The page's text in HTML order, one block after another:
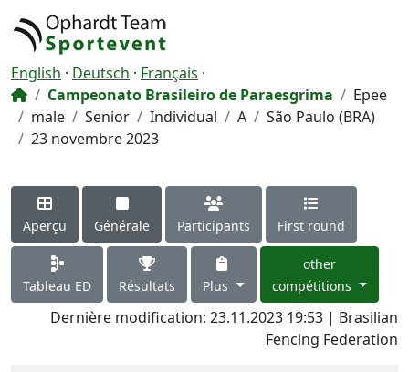
English · Deutsch · Français ·
Campeonato Brasileiro de Paraesgrima
Epee
male
Senior Individual A
São Paulo (BRA)
23 novembre 2023
Aperçu Générale Participants First round
Tableau ED Résultats Plus
other
compétitions
Dernière modification: 23.11.2023 19:53 | Brasilian
Fencing Federation